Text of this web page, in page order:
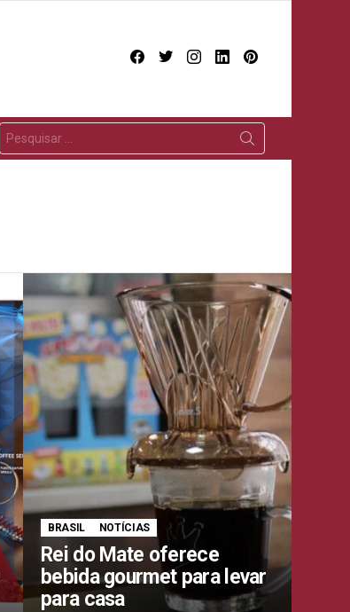
facebooktwitterinstagram
linkedin
BRASIL NOTÍCIAS
Rei do Mate oferece
bebida gourmet para levar
para casa